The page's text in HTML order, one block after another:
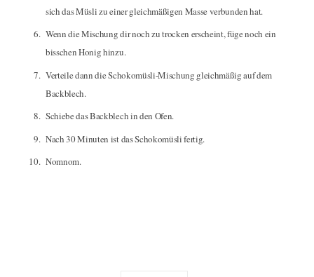
sich das Müsli zu einer gleichmäßigen Masse verbunden hat.
Wenn die Mischung dir noch zu trocken erscheint, füge noch ein
bisschen Honig hinzu.
Verteile dann die Schokomüsli-Mischung gleichmäßig auf dem
Backblech.
Schiebe das Backblech in den Ofen.
Nach 30 Minuten ist das Schokomüsli fertig.
Nomnom.